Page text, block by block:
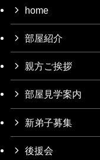
home
部屋紹介
親方ご挨拶
部屋見学案内
新弟子募集
後援会